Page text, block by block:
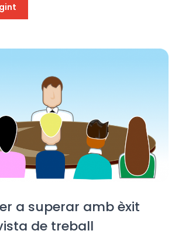
a superar amb èxit
de treball